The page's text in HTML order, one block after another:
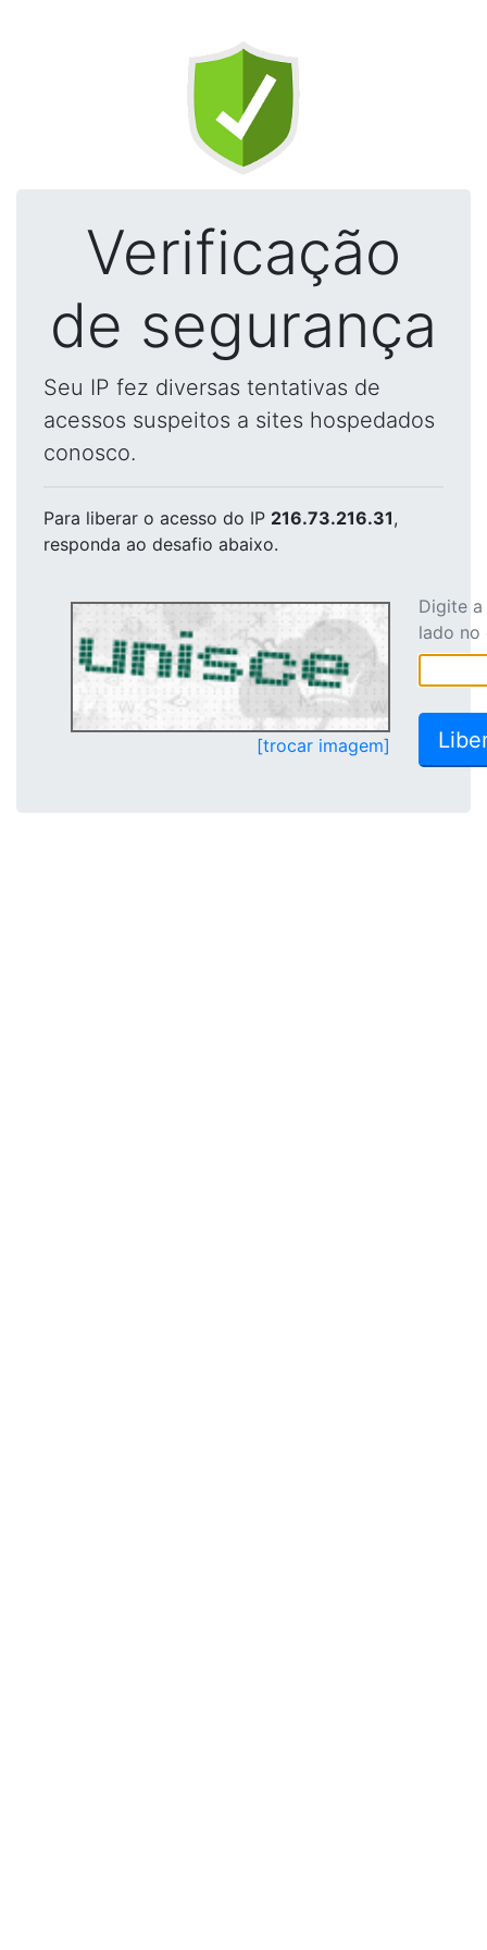
Verificação
de segurança
Seu IP fez diversas tentativas de
acessos suspeitos a sites hospedados
conosco.
Para liberar o acesso do IP 216.73.216.31,
responda ao desafio abaixo.
[trocar imagem]
Digite
lado no